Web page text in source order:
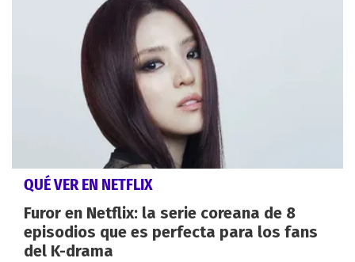
QUÉ VER EN NETFLIX
Furor en Netflix: la serie coreana de 8
episodios que es perfecta para los fans
del K-drama